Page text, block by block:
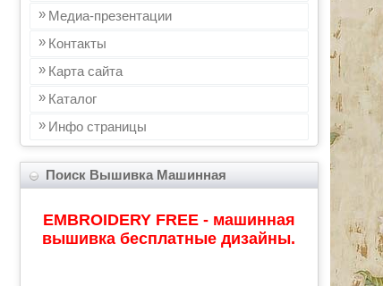
Медиа-презентации
Контакты
Карта сайта
Каталог
Инфo страницы
Поиск Вышивка Машинная
EMBROIDERY FREE - машинная
вышивка бесплатные дизайны.